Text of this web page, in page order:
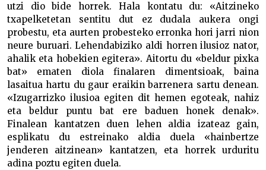
utzi dio bide horrek. Hala kontatu du: «Aitzineko
txapelketetan sentitu dut ez dudala aukera ongi
probestu, eta aurten probesteko erronka hori jarri nion
neure buruari. Lehendabiziko aldi horren ilusioz nator,
ahalik eta hobekien egitera». Aitortu du «beldur pixka
bat» ematen diola finalaren dimentsioak, baina
lasaitua hartu du gaur eraikin barrenera sartu denean.
«Izugarrizko ilusioa egiten dit hemen egoteak, nahiz
eta beldur puntu bat ere baduen honek denak».
Finalean kantatzen duen lehen aldia izateaz gain,
esplikatu du estreinako aldia duela «hainbertze
jenderen aitzinean» kantatzen, eta horrek urduritu
adina poztu egiten duela.